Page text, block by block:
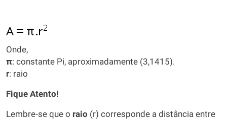
Onde,
π: constante Pi, aproximadamente (3,1415).
r: raio
Fique Atento!
Lembre-se que o raio (r) corresponde a distância entre